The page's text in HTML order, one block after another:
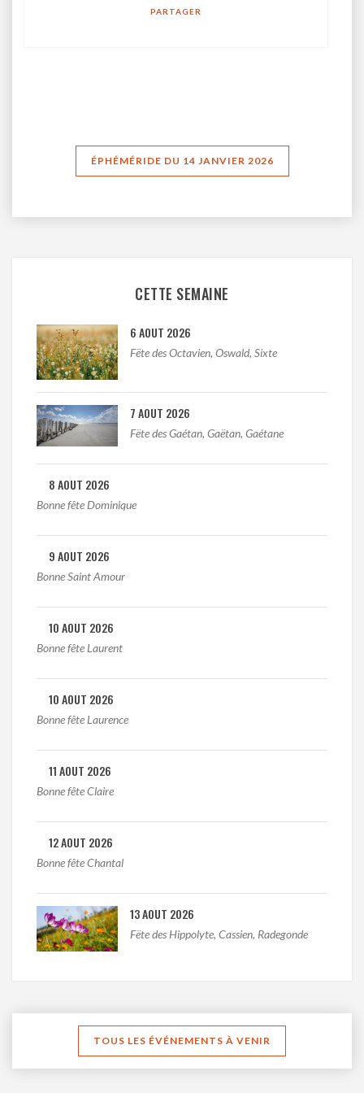
PARTAGER
ÉPHÉMÉRIDE DU 14 JANVIER 2026
CETTE SEMAINE
6 AOUT 2026
Fëte des Octavien, Oswald, Sixte
7 AOUT 2026
Fëte des Gaétan, Gaëtan, Gaétane
8 AOUT 2026
Bonne fête Dominique
9 AOUT 2026
Bonne Saint Amour
10 AOUT 2026
Bonne fête Laurent
10 AOUT 2026
Bonne fête Laurence
11 AOUT 2026
Bonne fête Claire
12 AOUT 2026
Bonne fête Chantal
13 AOUT 2026
Fëte des Hippolyte, Cassien, Radegonde
TOUS LES ÉVÉNEMENTS À VENIR